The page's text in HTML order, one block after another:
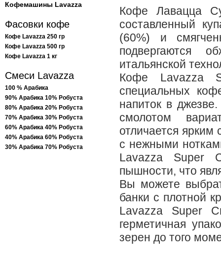
Кофемашины Lavazza
Фасовки кофе
Кофе Lavazza 250 гр
Кофе Lavazza 500 гр
Кофе Lavazza 1 кг
Смеси Lavazza
100 % Арабика
90% Арабика 10% Робуста
80% Арабика 20% Робуста
70% Арабика 30% Робуста
60% Арабика 40% Робуста
40% Арабика 60% Робуста
30% Арабика 70% Робуста
Кофе Лавацца
составленный
(60%) и
подвергаются
итальянской
Кофе Lavazza
специальных
напиток в
смолотом
отличается
с нежными
Lavazza Super
пышности, что
Вы можете
банки с плотной
Lavazza Super
герметичная
зерен до того